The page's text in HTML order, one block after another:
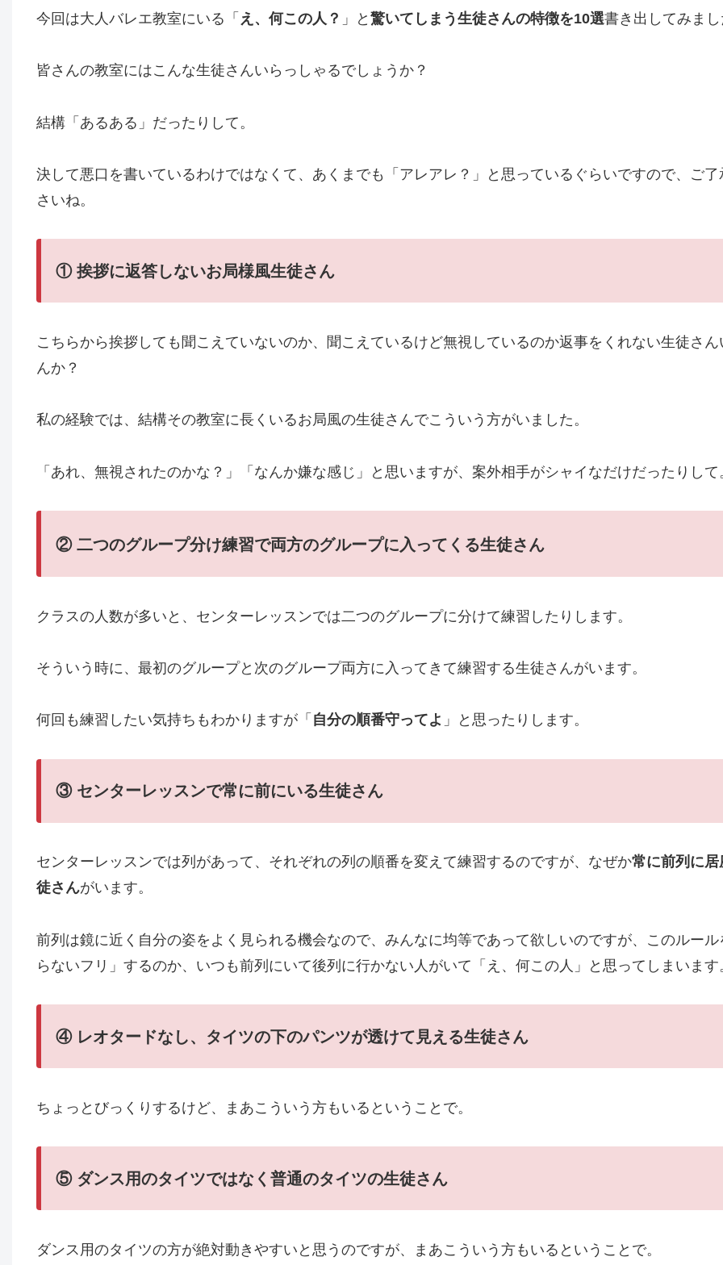
今回は大人バレエ教室にいる「 え、何この人？ 」と 驚いてしまう生徒さんの特徴を10選書き出してみま
皆さんの教室にはこんな生徒さんいらっしゃるでしょうか？
結構「あるある」だったりして。
決して悪口を書いているわけではなくて、あくまでも「アレアレ？」と思っているぐらいですので、ご了
さいね。
① 挨拶に返答しないお局様風生徒さん
こちらから挨拶しても聞こえていないのか、聞こえているけど無視しているのか返事をくれない生徒さん
んか？
私の経験では、結構その教室に長くいるお局風の生徒さんでこういう方がいました。
「あれ、無視されたのかな？」「なんか嫌な感じ」と思いますが、案外相手がシャイなだけだったりして
② 二つのグループ分け練習で両方のグループに入ってくる生徒さん
クラスの人数が多いと、センターレッスンでは二つのグループに分けて練習したりします。
そういう時に、最初のグループと次のグループ両方に入ってきて練習する生徒さんがいます。
何回も練習したい気持ちもわかりますが「 自分の順番守ってよ 」と思ったりします。
③ センターレッスンで常に前にいる生徒さん
センターレッスンでは列があって、それぞれの列の順番を変えて練習するのですが、なぜか常に前列に居
徒さんがいます。
前列は鏡に近く自分の姿をよく見られる機会なので、みんなに均等であって欲しいのですが、このルール
らないフリ」するのか、いつも前列にいて後列に行かない人がいて「え、何この人」と思ってしまいます
④レオタードなし、タイツの下のパンツが透けて見える生徒さん
ちょっとびっくりするけど、まあこういう方もいるということで。
⑤ダンス用のタイツではなく普通のタイツの生徒さん
ダンス用のタイツの方が絶対動きやすいと思うのですが、まあこういう方もいるということで。